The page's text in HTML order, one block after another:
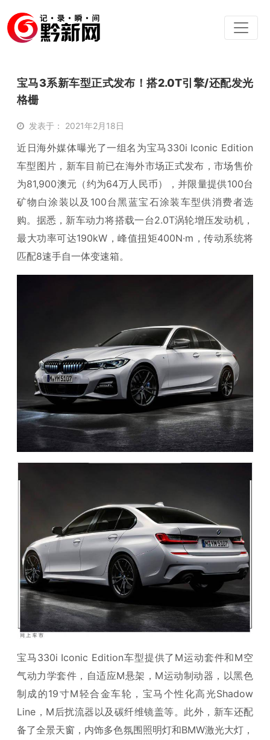
宝马3系新车型正式发布！搭2.0T引擎/还配发光
格栅
发表于： 2021年2月18日
近日海外媒体曝光了一组名为宝马330i Iconic Edition
车型图片，新车目前已在海外市场正式发布，市场售价
为81,900澳元（约为64万人民币），并限量提供100台
矿物白涂装以及100台黑蓝宝石涂装车型供消费者选
购。据悉，新车动力将搭载一台2.0T涡轮增压发动机，
最大功率可达190kW，峰值扭矩400N·m，传动系统将
匹配8速手自一体变速箱。
宝马330i Iconic Edition车型提供了M运动套件和M空
气动力学套件，自适应M悬架，M运动制动器，以黑色
制成的19寸M轻合金车轮，宝马个性化高光Shadow
Line，M后扰流器以及碳纤维镜盖等。此外，新车还配
备了全景天窗，内饰多色氛围照明灯和BMW激光大灯，